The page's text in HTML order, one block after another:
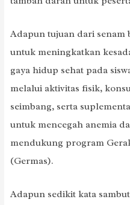
Adapun tujuan dari senam
untuk meningkatkan
gaya hidup sehat pada
melalui aktivitas fisik,
seimbang, serta
untuk mencegah anemia
mendukung program
(Germas).
Adapun sedikit kata